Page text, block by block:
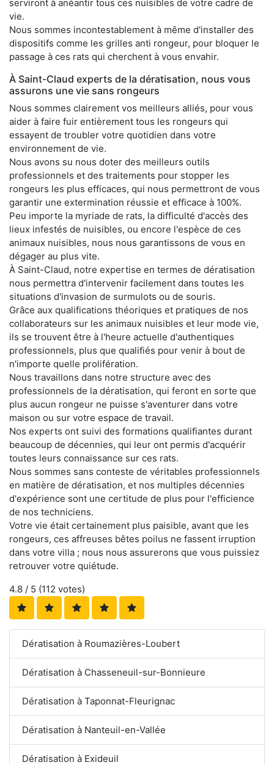
serviront à anéantir tous ces nuisibles de votre cadre de
vie.
Nous sommes incontestablement à même d'installer des
dispositifs comme les grilles anti rongeur, pour bloquer le
passage à ces rats qui cherchent à vous envahir.
À Saint-Claud experts de la dératisation, nous vous
assurons une vie sans rongeurs
Nous sommes clairement vos meilleurs alliés, pour vous
aider à faire fuir entièrement tous les rongeurs qui
essayent de troubler votre quotidien dans votre
environnement de vie.
Nous avons su nous doter des meilleurs outils
professionnels et des traitements pour stopper les
rongeurs les plus efficaces, qui nous permettront de vous
garantir une extermination réussie et efficace à 100%.
Peu importe la myriade de rats, la difficulté d'accès des
lieux infestés de nuisibles, ou encore l'espèce de ces
animaux nuisibles, nous nous garantissons de vous en
dégager au plus vite.
À Saint-Claud, notre expertise en termes de dératisation
nous permettra d'intervenir facilement dans toutes les
situations d'invasion de surmulots ou de souris.
Grâce aux qualifications théoriques et pratiques de nos
collaborateurs sur les animaux nuisibles et leur mode vie,
ils se trouvent être à l'heure actuelle d'authentiques
professionnels, plus que qualifiés pour venir à bout de
n'importe quelle prolifération.
Nous travaillons dans notre structure avec des
professionnels de la dératisation, qui feront en sorte que
plus aucun rongeur ne puisse s'aventurer dans votre
maison ou sur votre espace de travail.
Nos experts ont suivi des formations qualifiantes durant
beaucoup de décennies, qui leur ont permis d'acquérir
toutes leurs connaissance sur ces rats.
Nous sommes sans conteste de véritables professionnels
en matière de dératisation, et nos multiples décennies
d'expérience sont une certitude de plus pour l'efficience
de nos techniciens.
Votre vie était certainement plus paisible, avant que les
rongeurs, ces affreuses bêtes poilus ne fassent irruption
dans votre villa ; nous nous assurerons que vous puissiez
retrouver votre quiétude.
4.8 / 5 (112 votes)
Dératisation à Roumazières-Loubert
Dératisation à Chasseneuil-sur-Bonnieure
Dératisation à Taponnat-Fleurignac
Dératisation à Nanteuil-en-Vallée
Dératisation à Exideuil